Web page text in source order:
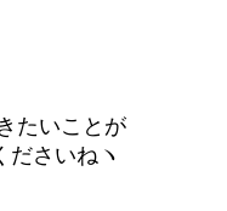
たいことが
ださいねヽ